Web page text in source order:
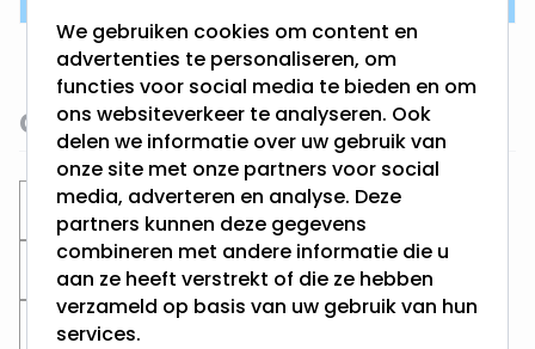
Gerelateerde categorieën
Inbouwspots Badkamer Spots
Inbouwspots voor buiten Vierkante spots
Zaagmaat 60MM
We gebruiken cookies om content en
advertenties te personaliseren, om
functies voor social media te bieden en om
ons websiteverkeer te analyseren. Ook
delen we informatie over uw gebruik van
onze site met onze partners voor social
media, adverteren en analyse. Deze
partners kunnen deze gegevens
combineren met andere informatie die u
aan ze heeft verstrekt of die ze hebben
verzameld op basis van uw gebruik van hun
services.